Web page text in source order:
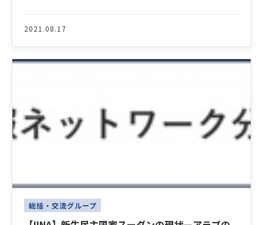
2021.08.17
総括・交流グループ